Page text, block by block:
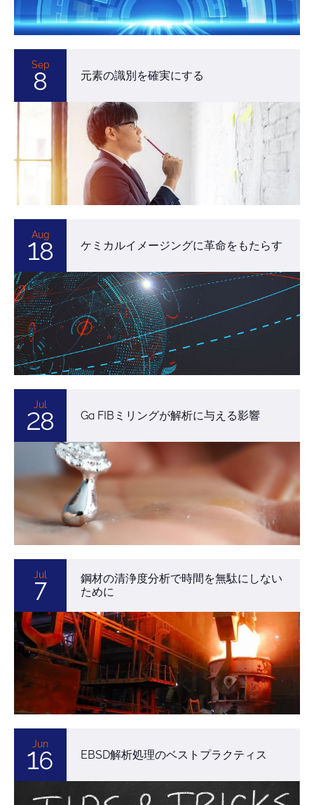
Sep
8 元素の識別を確実にする
Aug
18 ケミカルイメージングに革命をもたらす
Jul
28 Ga FIBミリングが解析に与える影響
Jul
7
鋼材の清浄度分析で時間を無駄にしない
ために
Jun
16 EBSD解析処理のベストプラクティス